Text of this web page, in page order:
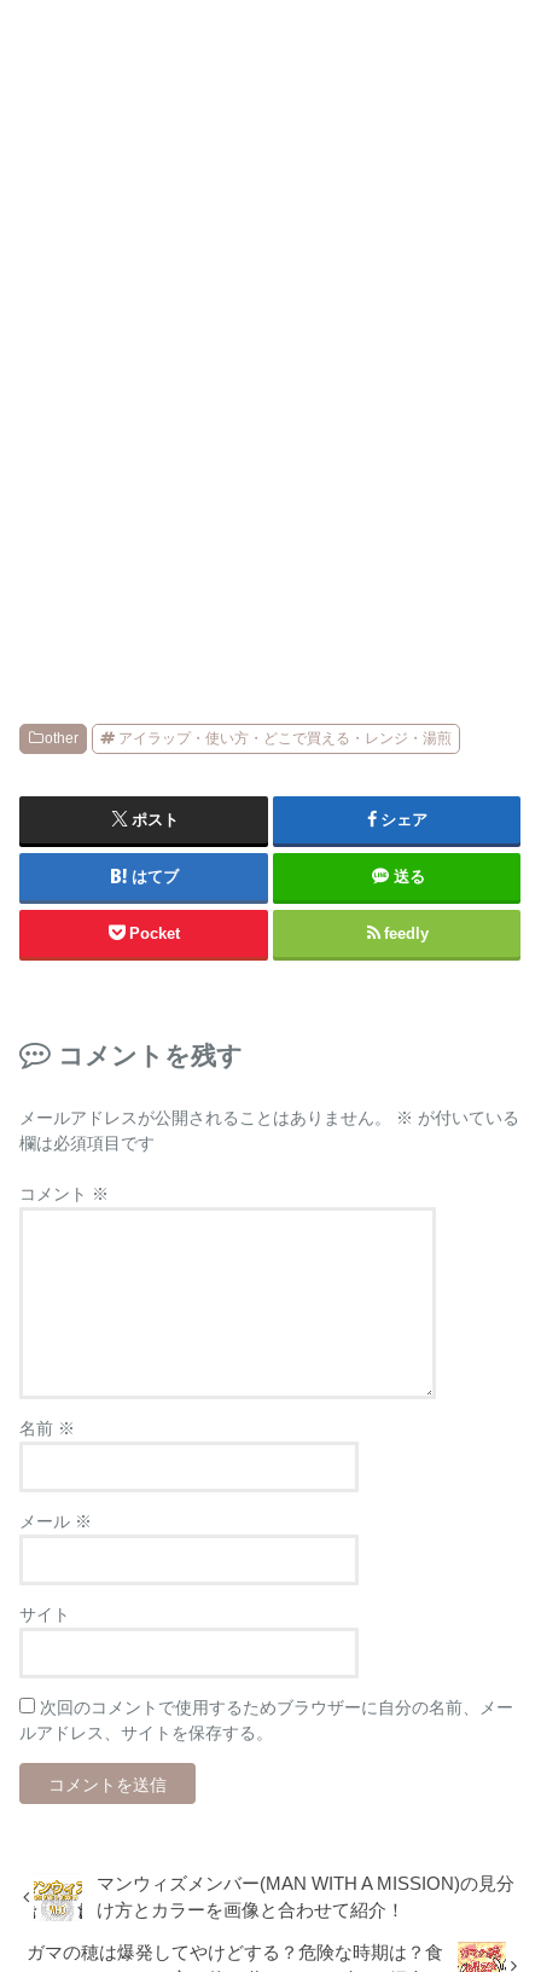
other アイラップ・使い方・どこで買える・レンジ・湯煎
ポスト シェア
はてブ 送る
Pocket feedly
コメントを残す
メールアドレスが公開されることはありません。 ※ が付いている
欄は必須項目です
コメント ※
名前 ※
メール ※
サイト
次回のコメントで使用するためブラウザーに自分の名前、メー
ルアドレス、サイトを保存する。
マンウィズメンバー(MAN WITH A MISSION)の見分
け方とカラーを画像と合わせて紹介！
ガマの穂は爆発してやけどする？危険な時期は？食